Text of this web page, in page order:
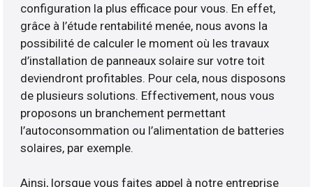
configuration la plus efficace pour vous. En effet,
grâce à l’étude rentabilité menée, nous avons la
possibilité de calculer le moment où les travaux
d’installation de panneaux solaire sur votre toit
deviendront profitables. Pour cela, nous disposons
de plusieurs solutions. Effectivement, nous vous
proposons un branchement permettant
l’autoconsommation ou l’alimentation de batteries
solaires, par exemple.
Ainsi, lorsque vous faites appel à notre entreprise